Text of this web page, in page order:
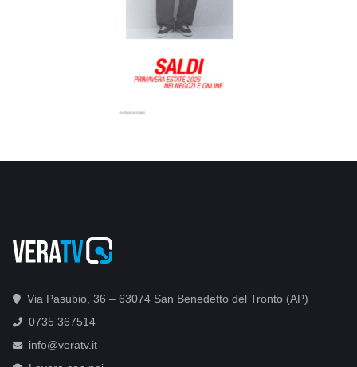
Via Pasubio, 36 – 63074 San Benedetto del Tronto (AP)
0735 367514
info@veratv.it